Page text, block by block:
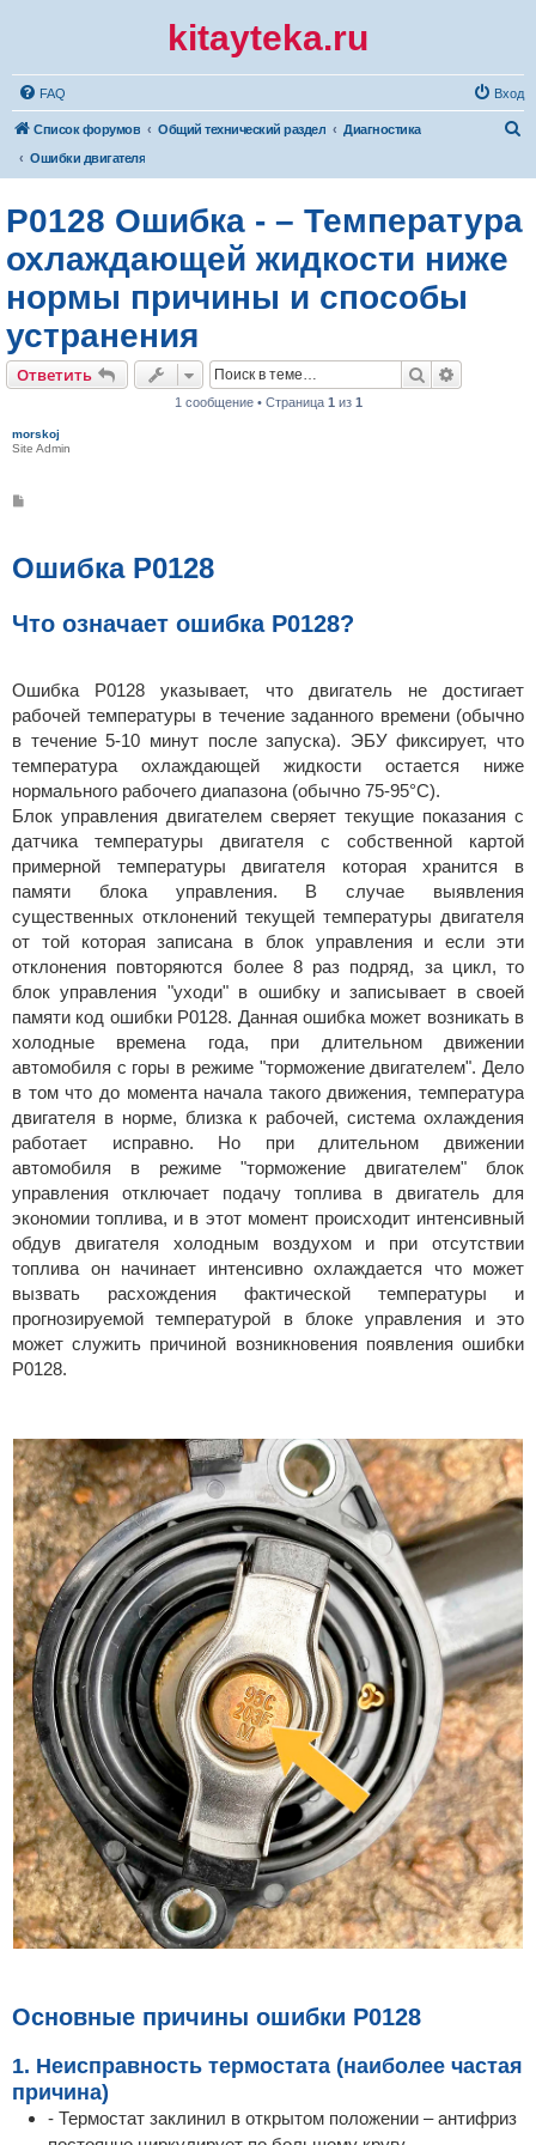
kitayteka.ru
FAQ Вход
Список форумов Общий технический раздел
Диагностика
Ошибки двигателя
P0128 Ошибка - – Температура
охлаждающей жидкости ниже
нормы причины и способы
устранения
Ответить Поиск
1 сообщение • Страница 1 из 1
morskoj
Site Admin
щ
е
е
Ошибка P0128
Что означает ошибка P0128?
Ошибка P0128 указывает, что двигатель не достигает
рабочей температуры в течение заданного времени (обычно
в течение 5-10 минут после запуска). ЭБУ фиксирует, что
температура охлаждающей жидкости остается ниже
нормального рабочего диапазона (обычно 75-95°C).
Блок управления двигателем сверяет текущие показания с
датчика температуры двигателя с собственной картой
примерной температуры двигателя которая хранится в
памяти блока управления. В случае выявления
существенных отклонений текущей температуры двигателя
от той которая записана в блок управления и если эти
отклонения повторяются более 8 раз подряд, за цикл, то
блок управления "уходи" в ошибку и записывает в своей
памяти код ошибки P0128. Данная ошибка может возникать в
холодные времена года, при длительном движении
автомобиля с горы в режиме "торможение двигателем". Дело
в том что до момента начала такого движения, температура
двигателя в норме, близка к рабочей, система охлаждения
работает исправно. Но при длительном движении
автомобиля в режиме "торможение двигателем" блок
управления отключает подачу топлива в двигатель для
экономии топлива, и в этот момент происходит интенсивный
обдув двигателя холодным воздухом и при отсутствии
топлива он начинает интенсивно охлаждается что может
вызвать расхождения фактической температуры и
прогнозируемой температурой в блоке управления и это
может служить причиной возникновения появления ошибки
P0128.
Основные причины ошибки P0128
1. Неисправность термостата (наиболее частая
причина)
- Термостат заклинил в открытом положении – антифриз